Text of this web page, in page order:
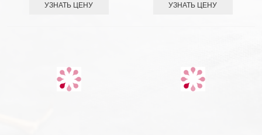
УЗНАТЬ ЦЕНУ УЗНАТЬ ЦЕНУ